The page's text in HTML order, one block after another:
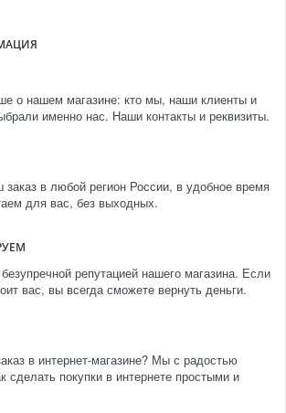
о нашем магазине: кто мы, наши клиенты и
именно нас. Наши контакты и реквизиты.
заказ в любой регион России, в удобное время
для вас, без выходных.
репутацией нашего магазина. Если
вас, вы всегда сможете вернуть деньги.
в интернет-магазине? Мы с радостью
сделать покупки в интернете простыми и